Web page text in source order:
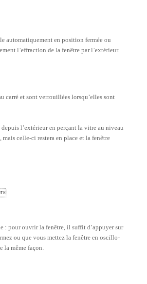
automatiquement en position fermée ou
l’effraction de la fenêtre par l’extérieur.
carré et sont verrouillées lorsqu’elles sont
l’extérieur en perçant la vitre au niveau
celle-ci restera en place et la fenêtre
: pour ouvrir la fenêtre, il suffit d’appuyer sur
ou que vous mettez la fenêtre en oscillo-
même façon.